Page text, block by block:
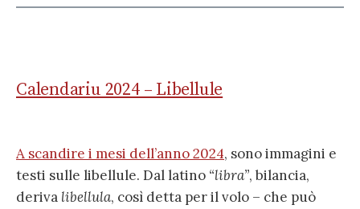
Calendariu 2024 – Libellule
A scandire i mesi dell’anno 2024, sono immagini e
testi sulle libellule. Dal latino “libra”, bilancia,
deriva libellula, così detta per il volo – che può